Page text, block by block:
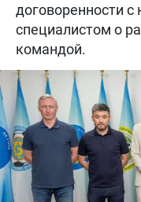
договоренности
специалистом о
командой.